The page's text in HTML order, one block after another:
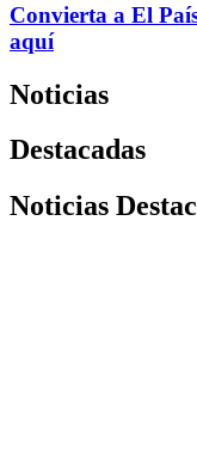
Convierta a El
aquí
Noticias
Destacadas
Noticias